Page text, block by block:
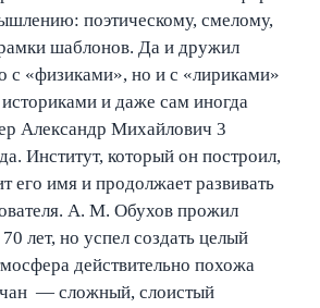
поэтическому, смелому,
шаблонов. Да и дружил
с «физиками», но и с «лириками»
и даже сам иногда
Александр Михайлович 3
Институт, который он построил,
его имя и продолжает развивать
А. М. Обухов прожил
лет, но успел создать целый
действительно похожа
— сложный, слоистый